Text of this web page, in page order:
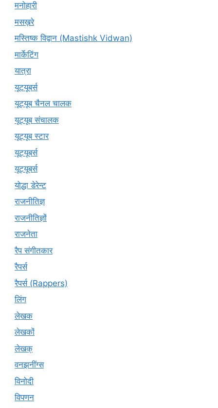
मनोहारी
मसख़रे
मस्तिष्क विद्वान (Mastishk Vidwan)
मार्केटिंग
यात्रा
यूटयूबर्स
यूट्यूब चैनल चालक
यूट्यूब संचालक
यूट्यूब स्टार
यूट्‍यूबर्स
यूट्यूबर्स
योद्धा डेरेन्ट
राजनीतिज्ञ
राजनीतिज्ञों
राजनेता
रैप संगीतकार
रैपर्स
रैपर्स (Rappers)
लिंग
लेखक
लेखकों
लेखक्
वनझनींग्स
विनोदी
विपणन